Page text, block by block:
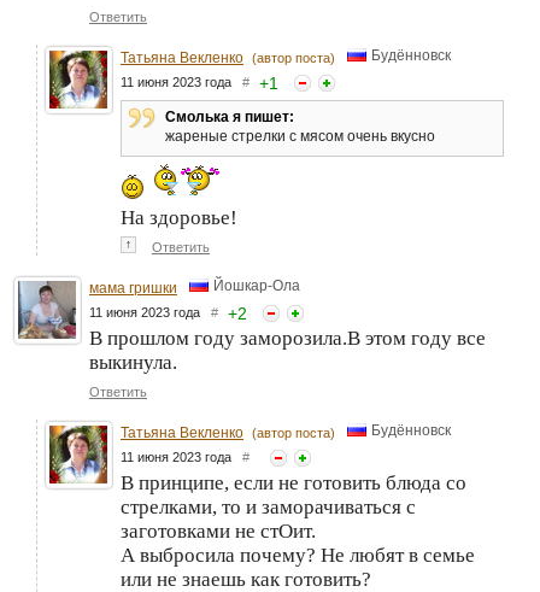
Ответить
Татьяна Векленко (автор поста) Будённовск
11 июня 2023 года # +1
Смолька я пишет:
жареные стрелки с мясом очень вкусно
На здоровье!
↑ Ответить
мама гришки Йошкар-Ола
11 июня 2023 года # +2
В прошлом году заморозила.В этом году все
выкинула.
Ответить
Татьяна Векленко (автор поста) Будённовск
11 июня 2023 года #
В принципе, если не готовить блюда со
стрелками, то и заморачиваться с
заготовками не стОит.
А выбросила почему? Не любят в семье
или не знаешь как готовить?